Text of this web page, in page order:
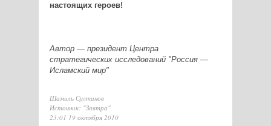
настоящих героев!
Автор — президент Центра
стратегических исследований "Россия —
Исламский мир"
Шамиль Султанов
Источник: "Завтра"
23:01 19 октября 2010